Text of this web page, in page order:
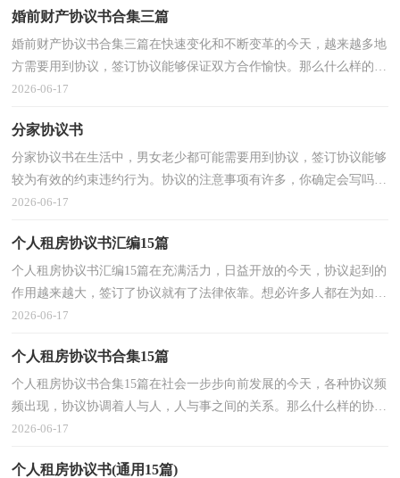
婚前财产协议书合集三篇
婚前财产协议书合集三篇在快速变化和不断变革的今天，越来越多地
方需要用到协议，签订协议能够保证双方合作愉快。那么什么样的协
议才是有效的呢？以下是小编帮大家整理的婚前财产...
2026-06-17
分家协议书
分家协议书在生活中，男女老少都可能需要用到协议，签订协议能够
较为有效的约束违约行为。协议的注意事项有许多，你确定会写吗？
以下是小编收集整理的分家协议书，仅供参考，欢迎大家阅...
2026-06-17
个人租房协议书汇编15篇
个人租房协议书汇编15篇在充满活力，日益开放的今天，协议起到的
作用越来越大，签订了协议就有了法律依靠。想必许多人都在为如何
写好协议而烦恼吧，下面是小编收集整理的个人租房协...
2026-06-17
个人租房协议书合集15篇
个人租房协议书合集15篇在社会一步步向前发展的今天，各种协议频
频出现，协议协调着人与人，人与事之间的关系。那么什么样的协议
才是有效的呢？下面是小编收集整理的个人租房协议书...
2026-06-17
个人租房协议书(通用15篇)